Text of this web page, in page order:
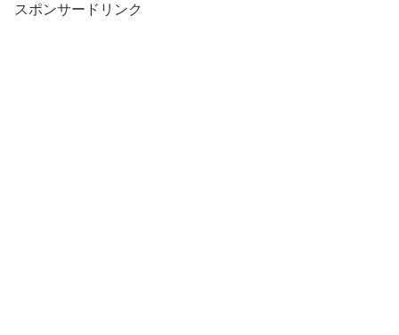
スポンサードリンク